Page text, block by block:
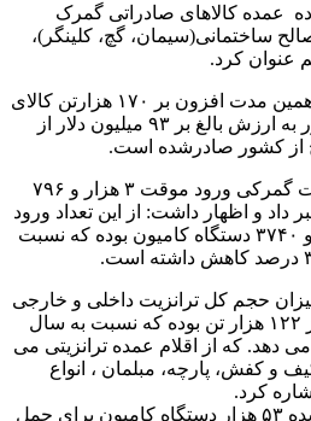
عمده کالاهای صادراتی گمرک
ساختمانی(سیمان، گچ، کلینگر)،
عنوان کرد.
مدیرگمرک نوردوز افزود در همین مدت افزون بر ۱۷۰ هزارتن کالای
صادراتی سایر گمرکات کشور به ارزش بالغ بر ۹۳ میلیون دلار از
از کشور صادرشده است.
وی در ادامه از انجام تشریفات گمرکی ورود موقت ۳ هزار و ۷۹۶
داد و اظهار داشت: از این تعداد ورود
موقت، ۵۶ خودروی سواری و ۳۷۴۰ دستگاه کامیون بوده که نسبت
حجم کل ترانزیت داخلی و خارجی
در ۴ ماهه سال جاری بیش از ۱۲۲ هزار تن بوده که نسبت به سال
می دهد. که از اقلام عمده ترانزیتی می
و کفش، پارچه، مبلمان ، انواع
کرد.
وی اضافه کرد: در مدت یادشده ۵۳ هزار دستگاه کامیون برای حمل